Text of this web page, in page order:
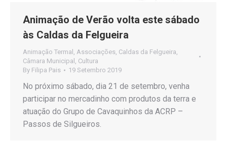
Animação de Verão volta este sábado
às Caldas da Felgueira
Animação Termal , Associações, Caldas da Felgueira,
Câmara Municipal , Cultura
By Filipa Pais 19 Setembro 2019
No próximo sábado, dia 21 de setembro, venha
participar no mercadinho com produtos da terra e
atuação do Grupo de Cavaquinhos da ACRP –
Passos de Silgueiros.